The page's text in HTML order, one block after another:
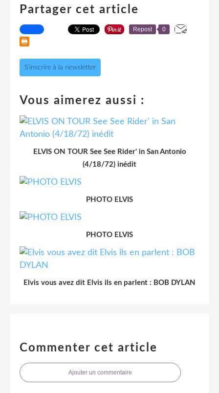
Partager cet article
Repost 0
S'inscrire à la newsletter
Vous aimerez aussi :
ELVIS ON TOUR See See Rider' in San Antonio
(4/18/72) inédit
PHOTO ELVIS
PHOTO ELVIS
Elvis vous avez dit Elvis ils en parlent : BOB DYLAN
Commenter cet article
Ajouter un commentaire